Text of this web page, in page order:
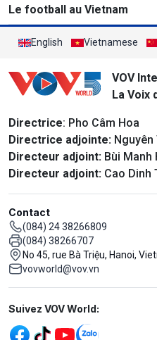
Le football au Vietnam
English Vietnamese
VOV
La Voix
Directrice: Pho Câm Hoa
Directrice adjointe: Nguyên
Directeur adjoint: Bùi Manh
Directeur adjoint: Cao Dinh
Contact
(084) 24 38266809
(084) 38266707
No 45, rue Bà Triệu, Hanoi,
vovworld@vov.vn
Mạng xã hội
Suivez VOV World: